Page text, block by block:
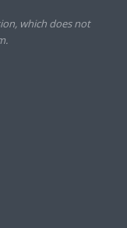
which does not